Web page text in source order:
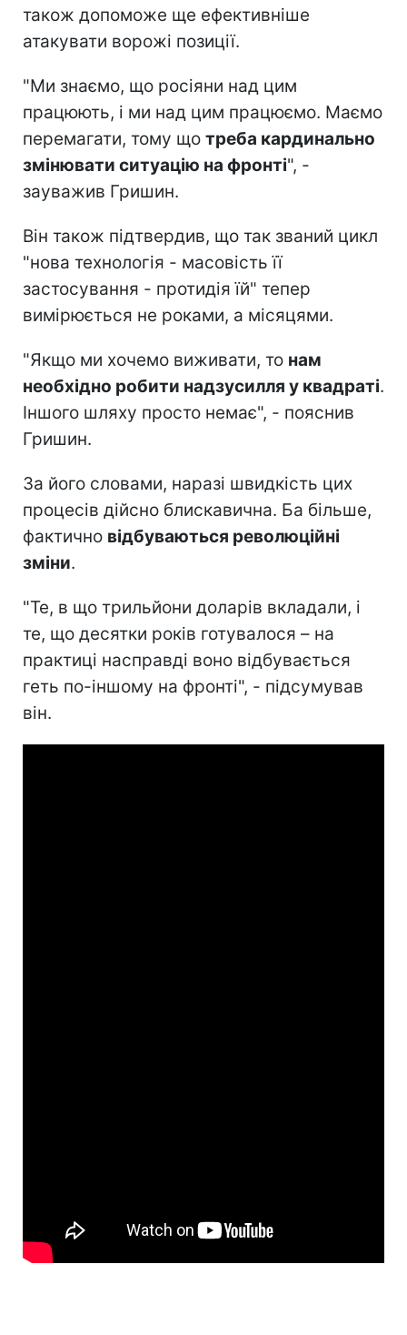
також допоможе ще ефективніше
атакувати ворожі позиції.
"Ми знаємо, що росіяни над цим
працюють, і ми над цим працюємо. Маємо
перемагати, тому що треба кардинально
змінювати ситуацію на фронті", -
зауважив Гришин.
Він також підтвердив, що так званий цикл
"нова технологія - масовість її
застосування - протидія їй" тепер
вимірюється не роками, а місяцями.
"Якщо ми хочемо виживати, то нам
необхідно робити надзусилля у квадраті.
Іншого шляху просто немає", - пояснив
Гришин.
За його словами, наразі швидкість цих
процесів дійсно блискавична. Ба більше,
фактично відбуваються революційні
зміни.
"Те, в що трильйони доларів вкладали, і
те, що десятки років готувалося – на
практиці насправді воно відбувається
геть по-іншому на фронті", - підсумував
він.